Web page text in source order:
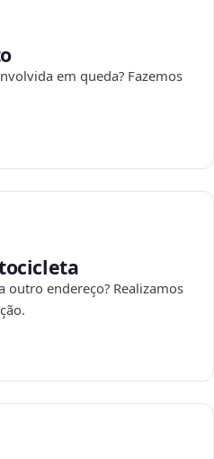
em queda? Fazemos
outro endereço? Realizamos